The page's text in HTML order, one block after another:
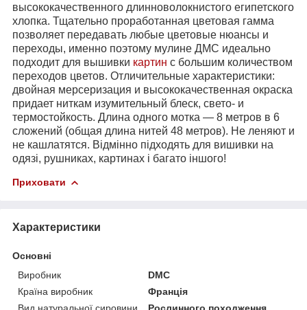
высококачественного длинноволокнистого египетского
хлопка. Тщательно проработанная цветовая гамма
позволяет передавать любые цветовые нюансы и
переходы, именно поэтому мулине ДМС идеально
подходит для вышивки картин с большим количеством
переходов цветов. Отличительные характеристики:
двойная мерсеризация и высококачественная окраска
придает ниткам изумительный блеск, свето- и
термостойкость. Длина одного мотка ― 8 метров в 6
сложений (общая длина нитей 48 метров). Не леняют и
не кашлатятся. Відмінно підходять для вишивки на
одязі, рушниках, картинах і багато іншого!
Приховати
Характеристики
Основні
Виробник
DMC
Країна виробник
Франція
Вид натуральної сировини
Рослинного походження